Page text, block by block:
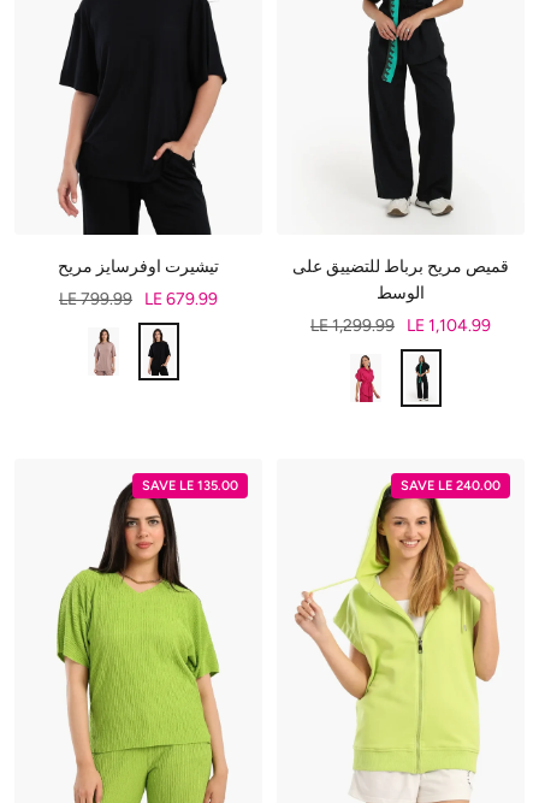
قميص مريح برباط للتضييق على
الوسط
LE 1,104.99
LE 1,299.99
تيشيرت اوفرسايز مريح
LE 679.99
LE 799.99
SAVE LE 240.00
SAVE LE 135.00